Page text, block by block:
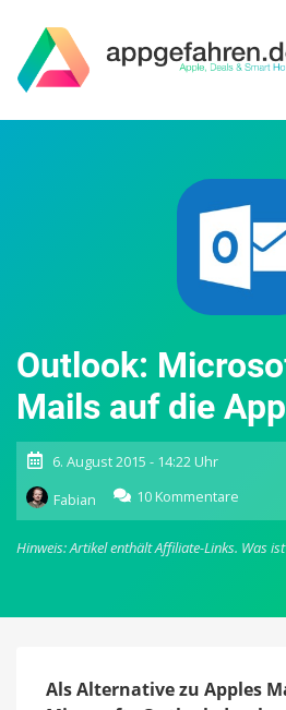
Outlook:
Mails auf die
6. August 2015 - 14:22 Uhr
Fabian
10 Kommentare
bringt
auf
Watch
Hinweis: Artikel enthält Affiliate-Links. Was
Als Alternative zu Apples